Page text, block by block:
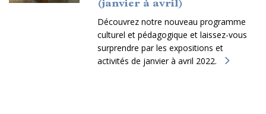
(janvier à avril)
Découvrez notre nouveau programme
culturel et pédagogique et laissez-vous
surprendre par les expositions et
activités de janvier à avril 2022.